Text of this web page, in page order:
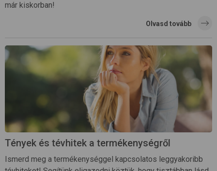
már kiskorban!
Olvasd tovább
Tények és tévhitek a termékenységről
Ismerd meg a termékenységgel kapcsolatos leggyakoribb